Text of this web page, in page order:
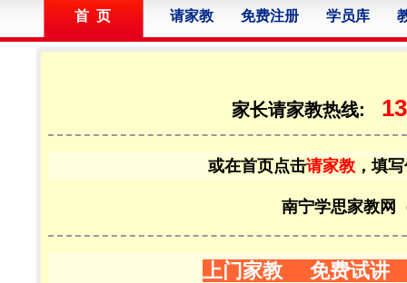
首 页 请家教 免费注册 学员库
家长请家教热线:
或在首页点击请家教 ，填
南宁学思家教网
上门家教 免费试讲